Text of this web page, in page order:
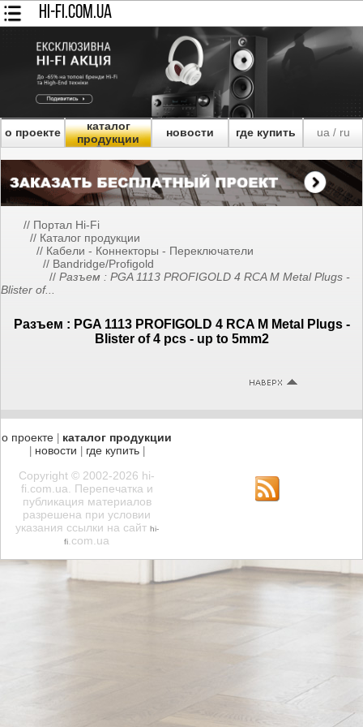
HI-FI.COM.UA
о проекте
каталог
продукции
новости где купить ua/ ru
// Портал Hi-Fi
// Каталог продукции
// Кабели - Коннекторы - Переключатели
// Bandridge/Profigold
// Разъем : PGA 1113 PROFIGOLD 4 RCA M Metal Plugs -
Blister of...
Разъем : PGA 1113 PROFIGOLD 4 RCA M Metal Plugs -
Blister of 4 pcs - up to 5mm2
о проекте каталог продукции
новости где купить|
Copyright © 2002-2026 hi-
fi.com.ua. Перепечатка и
публикация материалов
разрешена при условии
указания ссылки на сайт hi-
fi .com.ua